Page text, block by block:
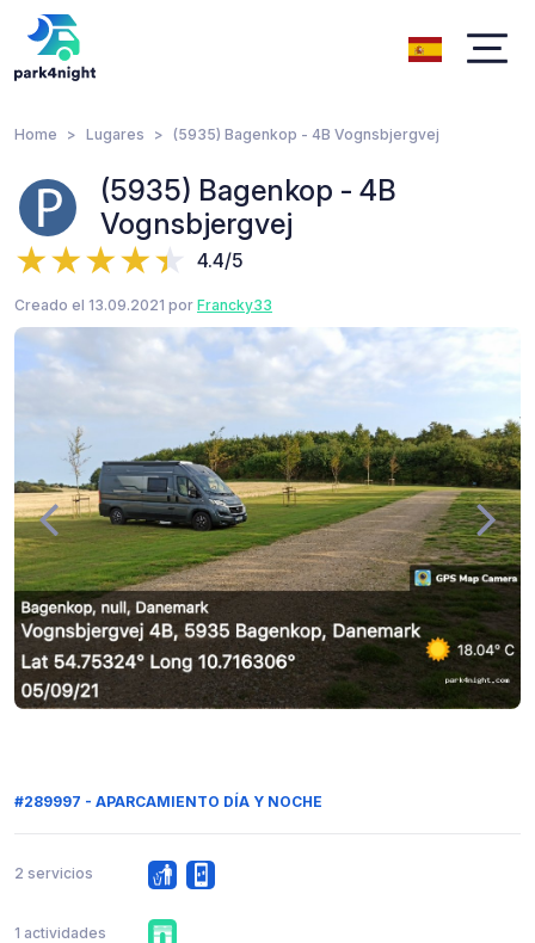
Home Lugares (5935) Bagenkop - 4B Vognsbjergvej
(5935) Bagenkop - 4B
Vognsbjergvej
4.4/5
Creado el 13.09.2021 por Francky33
#289997 - APARCAMIENTO DÍA Y NOCHE
2 servicios
1 actividades